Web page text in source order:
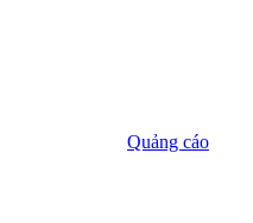
Quảng cáo